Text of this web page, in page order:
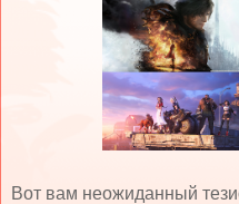
Вот вам неожиданный